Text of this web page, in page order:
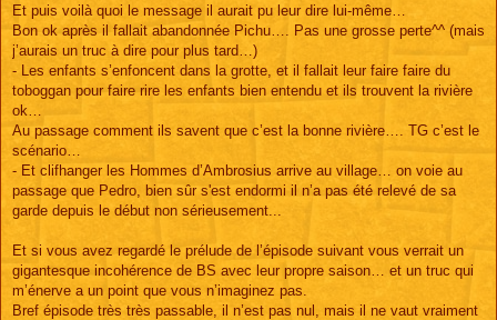
Et puis voilà quoi le message il aurait pu leur dire lui-même…
Bon ok après il fallait abandonnée Pichu…. Pas une grosse perte^^ (mais
j’aurais un truc à dire pour plus tard…)
- Les enfants s’enfoncent dans la grotte, et il fallait leur faire faire du
toboggan pour faire rire les enfants bien entendu et ils trouvent la rivière
ok…
Au passage comment ils savent que c’est la bonne rivière…. TG c’est le
scénario…
- Et clifhanger les Hommes d’Ambrosius arrive au village… on voie au
passage que Pedro, bien sûr s'est endormi il n’a pas été relevé de sa
garde depuis le début non sérieusement...
Et si vous avez regardé le prélude de l’épisode suivant vous verrait un
gigantesque incohérence de BS avec leur propre saison… et un truc qui
m’énerve a un point que vous n’imaginez pas.
Bref épisode très très passable, il n’est pas nul, mais il ne vaut vraiment